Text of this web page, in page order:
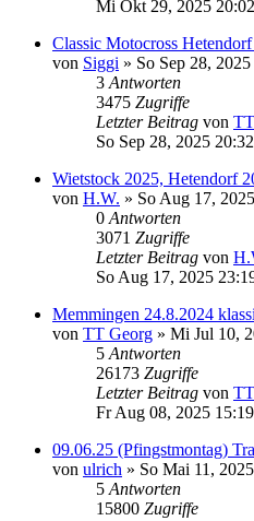
Mi Okt 29, 2025 20:02
Classic Motocross
von Siggi » So Sep 28,
3 Antworten
3475 Zugriffe
Letzter Beitrag von
So Sep 28, 2025 20:32
Wietstock 2025, Hetendorf
von H.W. » So Aug 17,
0 Antworten
3071 Zugriffe
Letzter Beitrag von
So Aug 17, 2025
Memmingen 24.8.2024
von TT Georg » Mi Jul 10,
5 Antworten
26173 Zugriffe
Letzter Beitrag von
Fr Aug 08, 2025 15:19
09.06.25 (Pfingstmontag)
von ulrich » So Mai 11,
5 Antworten
15800 Zugriffe